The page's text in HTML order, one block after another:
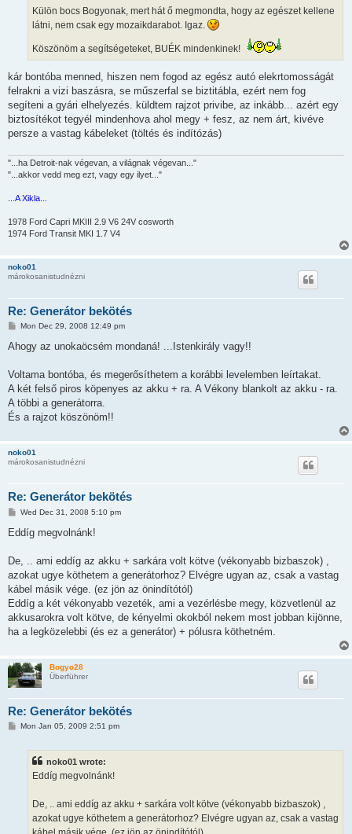
Külön bocs Bogyonak, mert hát ő megmondta, hogy az egészet kellene
látni, nem csak egy mozaikdarabot. Igaz.
Köszönöm a segítségeteket, BUÉK mindenkinek!
kár bontóba menned, hiszen nem fogod az egész autó elekrtomosságát
felrakni a vizi baszásra, se műszerfal se biztitábla, ezért nem fog
segíteni a gyári elhelyezés. küldtem rajzot privibe, az inkább... azért egy
biztosítékot tegyél mindenhova ahol megy + fesz, az nem árt, kivéve
persze a vastag kábeleket (töltés és indítózás)
"...ha Detroit-nak végevan, a világnak végevan..."
"...akkor vedd meg ezt, vagy egy ilyet..."
...A Xikla...
1978 Ford Capri MKIII 2.9 V6 24V cosworth
1974 Ford Transit MKI 1.7 V4
noko01
márokosanistudnézni
Re: Generátor bekötés
P
s
Mon Dec 29, 2008 12:49 pm
Ahogy az unokaöcsém mondaná! ...Istenkirály vagy!!
Voltama bontóba, és megerősíthetem a korábbi levelemben leírtakat.
A két felső piros köpenyes az akku + ra. A Vékony blankolt az akku - ra.
A többi a generátorra.
És a rajzot köszönöm!!
noko01
márokosanistudnézni
Re: Generátor bekötés
P
s
Wed Dec 31, 2008 5:10 pm
Eddíg megvolnánk!
De, .. ami eddíg az akku + sarkára volt kötve (vékonyabb bizbaszok) ,
azokat ugye köthetem a generátorhoz? Elvégre ugyan az, csak a vastag
kábel másik vége. (ez jön az önindítótól)
Eddíg a két vékonyabb vezeték, ami a vezérlésbe megy, közvetlenül az
akkusarokra volt kötve, de kényelmi okokból nekem most jobban kijönne,
ha a legközelebbi (és ez a generátor) + pólusra köthetném.
Bogyo28
Überführer
Re: Generátor bekötés
PMon Jan 05, 2009 2:51 pm
noko01 wrote:
Eddíg megvolnánk!
De, .. ami eddíg az akku + sarkára volt kötve (vékonyabb bizbaszok) ,
azokat ugye köthetem a generátorhoz? Elvégre ugyan az, csak a vastag